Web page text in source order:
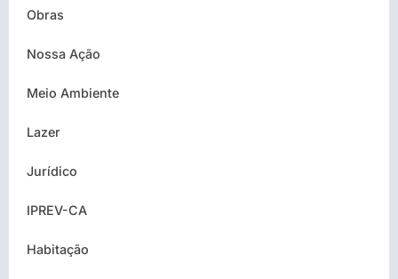
Obras
Nossa Ação
Meio Ambiente
Lazer
Jurídico
IPREV-CA
Habitação